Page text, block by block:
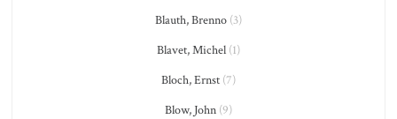
Blauth, Brenno (3)
Blavet, Michel (1)
Bloch, Ernst (7)
Blow, John (9)